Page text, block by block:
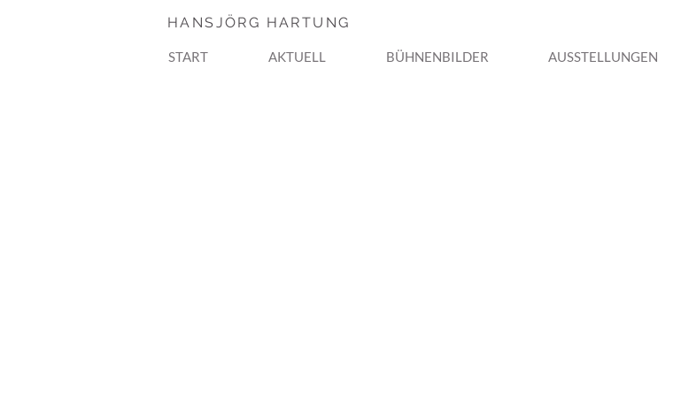
HANSJÖRG HARTUNG
START AKTUELL BÜHNENBILDER AUSSTELLUNGEN